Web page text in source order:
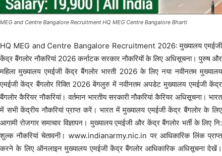
and Centre Bangalore Recruitment HQ MEG Centre Bangalore Bharti
HQ MEG and Centre Bangalore Recruitment 2026: मुख्यालय एमईजी
केंद्र बैंगलोर नौकरियां 2026 कर्नाटक सरकार नौकरियों के लिए अधिसूचना। पुरुष और
महिला मुख्यालय एमईजी केंद्र बैंगलोर भारती 2026 के लिए नया नवीनतम मुख्यालय
एमईजी केंद्र बैंगलोर रिक्ति 2026 बेंगलुरु में नवीनतम अपडेट मुख्यालय एमईजी केंद्र
बैंगलोर कैरियर नौकरियां। वर्तमान भारतीय सरकारी नौकरियां कैरियर अधिसूचना। भारत
में सभी केंद्रीय नौकरियां प्राप्त करें। भारत में मुख्यालय एमईजी केंद्र बैंगलोर के लिए
आगामी रोजगार समाचार विज्ञापन। मुख्यालय एमईजी और केंद्र बैंगलोर भर्ती के लिए नि:
शुल्क नौकरियां चेतावनी। www.indianarmy.nic.in पर आधिकारिक लिंक प्राप्त
करने के लिए ऑनलाइन मुख्यालय एमईजी केंद्र बैंगलोर आधिकारिक अधिसूचना देखें।